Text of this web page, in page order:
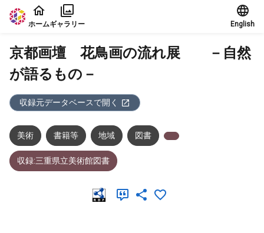
本文に飛ぶ
ホームギャラリー English
京都画壇 花鳥画の流れ展 －自然
が語るもの－
収録元データベースで開く
美術 書籍等 地域 図書
収録:三重県立美術館図書